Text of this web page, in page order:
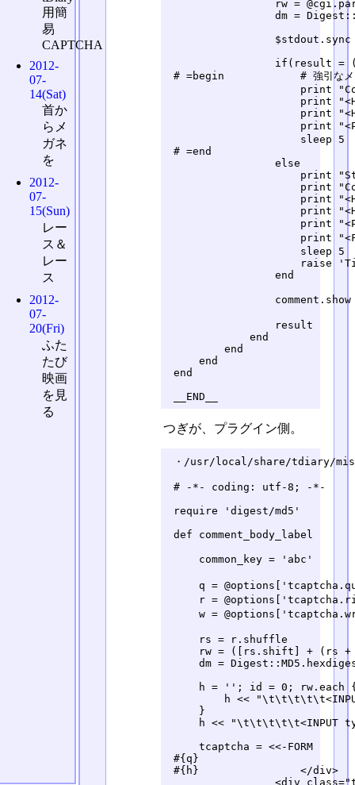
rw =
dm =
$stdout.sync
if(result =
# =begin            # 強引なメッセ
print
print
print
print "<P>
                     sleep 5
# =end
                 else
print
print
print
print
print
print
                     sleep 5
raise
                 end
comment.show
                 result
             end
         end
     end
end
__END__
つぎが、プラグイン側。
・/usr/local/share/tdiary/
# -*- coding: utf-8; -*-
require 'digest/md5'
def comment_body_label
common_key = 'abc'
q =
r =
w =
     rs = r.shuffle
rw = ([rs.shift] + (rs
dm =
h = ''; id = 0; rw.each
h <<
     }
h << "\t\t\t\t\t<INPUT
     tcaptcha = <<-FORM
#{q}
#{h}                </div>
<div
用簡
易
CAPTCHA
2012-
07-
14(Sat)
首か
らメ
ガネ
を
2012-
07-
15(Sun)
レー
ス＆
レー
ス
2012-
07-
20(Fri)
ふた
たび
映画
を見
る